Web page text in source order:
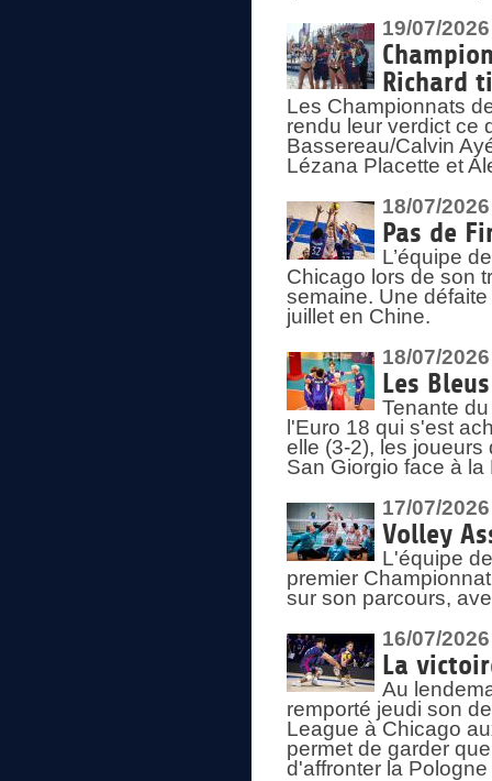
19/07/2026
Richard
Les Championnats
rendu leur verdict ce
Bassereau/Calvin
Lézana Placette et
18/07/2026
Pas de
L’équipe
Chicago lors de son
semaine. Une
juillet en Chine.
18/07/2026
Les
Tenante
l'Euro 18 qui s'est
elle (3-2), les
San Giorgio face à la
17/07/2026
Volley
L'équipe
premier
sur son parcours,
16/07/2026
La
Au
remporté jeudi son
League à Chicago
permet de garder
d'affronter la